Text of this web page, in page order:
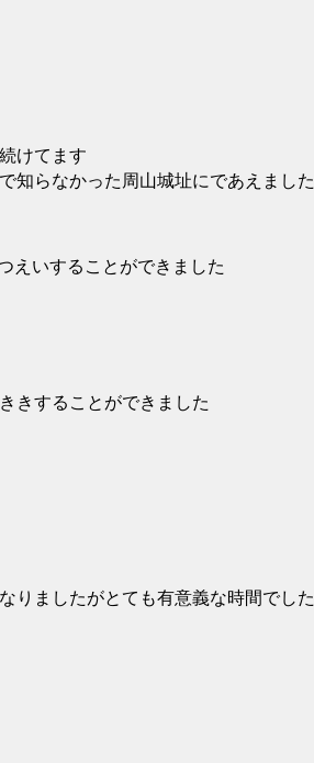
けてます
知らなかった周山城址にであえました
えいすることができました
きすることができました
りましたがとても有意義な時間でした